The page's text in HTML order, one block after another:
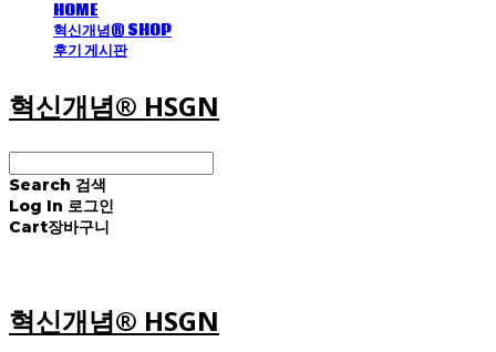
HOME
혁신개념® SHOP
후기 게시판
혁신개념® HSGN
Search 검색
Log In 로그인
Cart장바구니
혁신개념® HSGN